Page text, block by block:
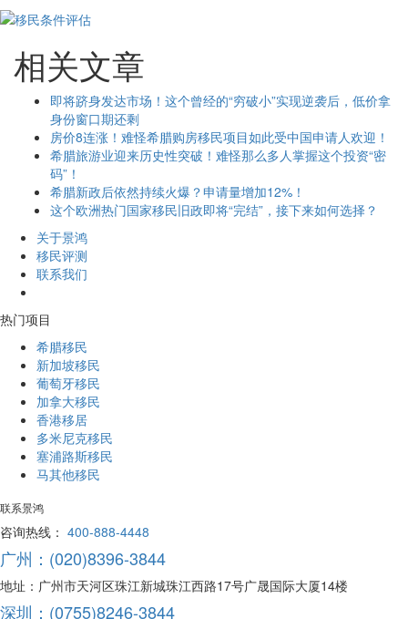
相关文章
即将跻身发达市场！这个曾经的“穷破小”实现逆袭后，低价拿
身份窗口期还剩
房价8连涨！难怪希腊购房移民项目如此受中国申请人欢迎！
希腊旅游业迎来历史性突破！难怪那么多人掌握这个投资“密
码”！
希腊新政后依然持续火爆？申请量增加12%！
这个欧洲热门国家移民旧政即将“完结”，接下来如何选择？
关于景鸿
移民评测
联系我们
热门项目
希腊移民
新加坡移民
葡萄牙移民
加拿大移民
香港移居
多米尼克移民
塞浦路斯移民
马其他移民
联系景鸿
咨询热线： 400-888-4448
广州：(020)8396-3844
地址：广州市天河区珠江新城珠江西路17号广晟国际大厦14楼
深圳：(0755)8246-3844